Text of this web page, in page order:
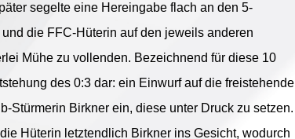
segelte eine Hereingabe flach an den 5-
die FFC-Hüterin auf den jeweils anderen
Mühe zu vollenden. Bezeichnend für diese 10
des 0:3 dar: ein Einwurf auf die freistehende
Stürmerin Birkner ein, diese unter Druck zu setzen.
Hüterin letztendlich Birkner ins Gesicht, wodurch